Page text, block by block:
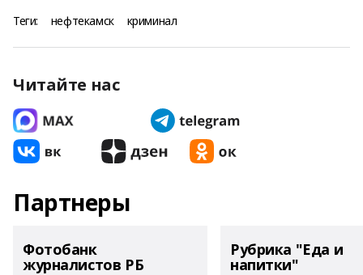
Теги: нефтекамск криминал
Читайте нас
Партнеры
Фотобанк
журналистов РБ
Рубрика "Еда и
напитки"